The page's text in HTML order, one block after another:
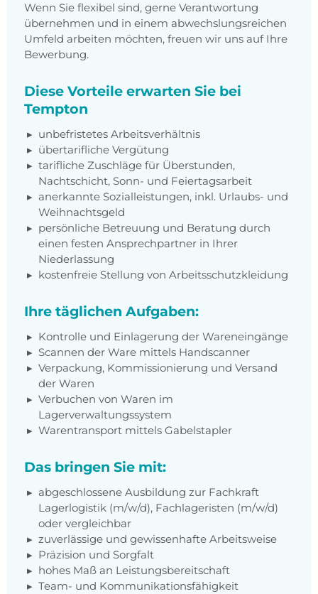
Wenn Sie flexibel sind, gerne Verantwortung
übernehmen und in einem abwechslungsreichen
Umfeld arbeiten möchten, freuen wir uns auf Ihre
Bewerbung.
Diese Vorteile erwarten Sie bei
Tempton
unbefristetes Arbeitsverhältnis
übertarifliche Vergütung
tarifliche Zuschläge für Überstunden,
Nachtschicht, Sonn- und Feiertagsarbeit
anerkannte Sozialleistungen, inkl. Urlaubs- und
Weihnachtsgeld
persönliche Betreuung und Beratung durch
einen festen Ansprechpartner in Ihrer
Niederlassung
kostenfreie Stellung von Arbeitsschutzkleidung
Ihre täglichen Aufgaben:
Kontrolle und Einlagerung der Wareneingänge
Scannen der Ware mittels Handscanner
Verpackung, Kommissionierung und Versand
der Waren
Verbuchen von Waren im
Lagerverwaltungssystem
Warentransport mittels Gabelstapler
Das bringen Sie mit:
abgeschlossene Ausbildung zur Fachkraft
Lagerlogistik (m/w/d), Fachlageristen (m/w/d)
oder vergleichbar
zuverlässige und gewissenhafte Arbeitsweise
Präzision und Sorgfalt
hohes Maß an Leistungsbereitschaft
Team- und Kommunikationsfähigkeit